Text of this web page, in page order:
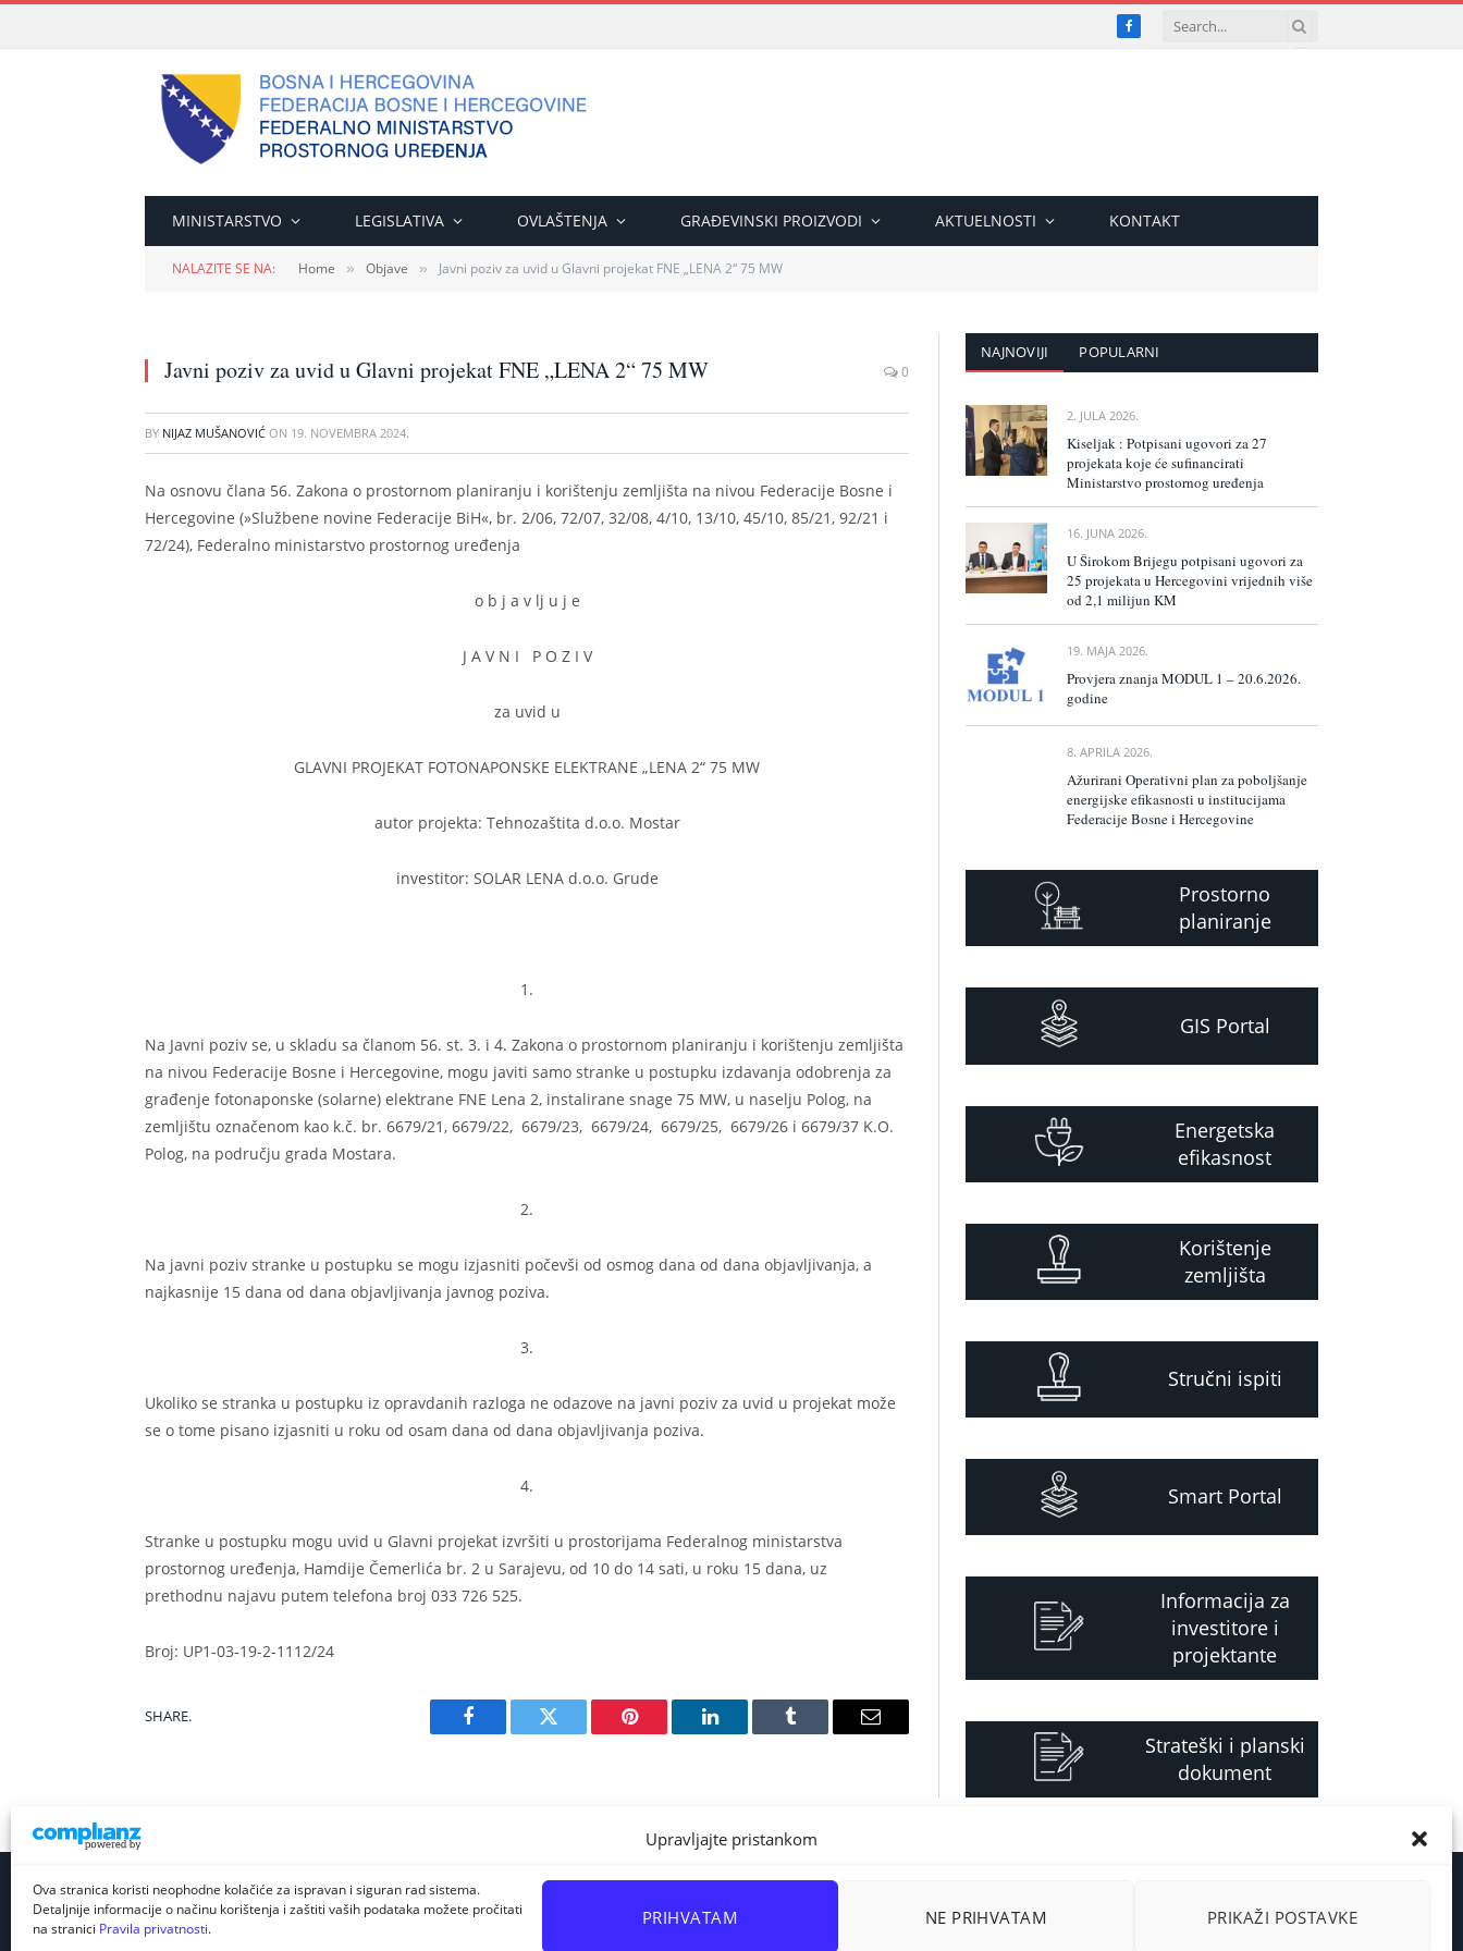
Upravljajte pristankom
Ova stranica koristi neophodne kolačiće za ispravan i siguran rad sistema.
Detaljnije informacije o načinu korištenja i zaštiti vaših podataka možete pročitati
na stranici Pravila privatnosti.
PRIHVATAM NE PRIHVATAM PRIKAŽI POSTAVKE
Facebook
MINISTARSTVO LEGISLATIVA OVLAŠTENJA GRAĐEVINSKI PROIZVODI AKTUELNOSTI KONTAKT
NALAZITE SE NA: Home » Objave » Javni poziv za uvid u Glavni projekat FNE „LENA 2“ 75 MW
Javni poziv za uvid u Glavni projekat FNE „LENA 2“ 75 MW 0
BY NIJAZ MUŠANOVIĆ ON 19. NOVEMBRA 2024.
Na osnovu člana 56. Zakona o prostornom planiranju i korištenju zemljišta na nivou Federacije Bosne i
Hercegovine (»Službene novine Federacije BiH«, br. 2/06, 72/07, 32/08, 4/10, 13/10, 45/10, 85/21, 92/21 i
72/24), Federalno ministarstvo prostornog uređenja
o b j a v lj u j e
J A V N I P O Z I V
za uvid u
GLAVNI PROJEKAT FOTONAPONSKE ELEKTRANE „LENA 2“ 75 MW
autor projekta: Tehnozaštita d.o.o. Mostar
investitor: SOLAR LENA d.o.o. Grude
1.
Na Javni poziv se, u skladu sa članom 56. st. 3. i 4. Zakona o prostornom planiranju i korištenju zemljišta
na nivou Federacije Bosne i Hercegovine, mogu javiti samo stranke u postupku izdavanja odobrenja za
građenje fotonaponske (solarne) elektrane FNE Lena 2, instalirane snage 75 MW, u naselju Polog, na
zemljištu označenom kao k.č. br. 6679/21, 6679/22, 6679/23, 6679/24, 6679/25, 6679/26 i 6679/37 K.O.
Polog, na području grada Mostara.
2.
Na javni poziv stranke u postupku se mogu izjasniti počevši od osmog dana od dana objavljivanja, a
najkasnije 15 dana od dana objavljivanja javnog poziva.
3.
Ukoliko se stranka u postupku iz opravdanih razloga ne odazove na javni poziv za uvid u projekat može
se o tome pisano izjasniti u roku od osam dana od dana objavljivanja poziva.
4.
Stranke u postupku mogu uvid u Glavni projekat izvršiti u prostorijama Federalnog ministarstva
prostornog uređenja, Hamdije Čemerlića br. 2 u Sarajevu, od 10 do 14 sati, u roku 15 dana, uz
prethodnu najavu putem telefona broj 033 726 525.
Broj: UP1-03-19-2-1112/24
SHARE.
Facebook Twitter Pinterest LinkedIn Tumblr Email
NAJNOVIJI POPULARNI
2. JULA 2026.
Kiseljak : Potpisani ugovori za 27
projekata koje će sufinancirati
Ministarstvo prostornog uređenja
16. JUNA 2026.
U Širokom Brijegu potpisani ugovori za
25 projekata u Hercegovini vrijednih više
od 2,1 milijun KM
19. MAJA 2026.
Provjera znanja MODUL 1 – 20.6.2026.
godine
8. APRILA 2026.
Ažurirani Operativni plan za poboljšanje
energijske efikasnosti u institucijama
Federacije Bosne i Hercegovine
Prostorno
planiranje
GIS Portal
Energetska
efikasnost
Korištenje
zemljišta
Stručni ispiti
Smart Portal
Informacija za
investitore i
projektante
Strateški i planski
dokument